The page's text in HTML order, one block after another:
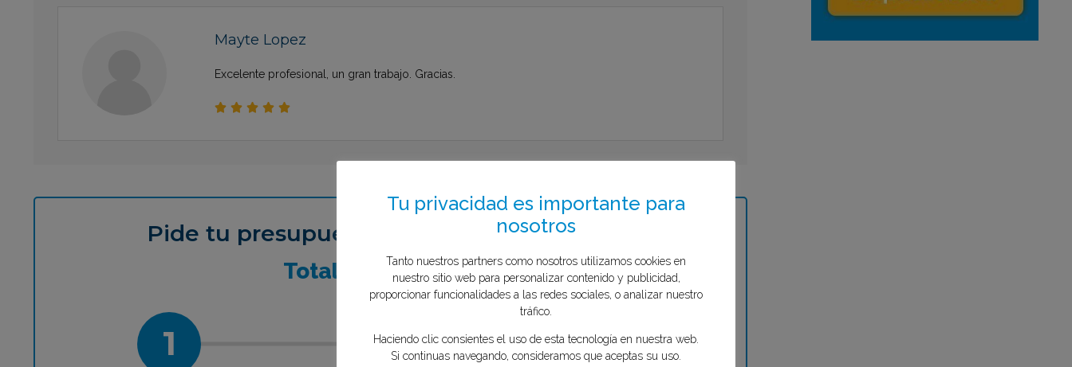
Mayte Lopez
Excelente profesional, un gran trabajo. Gracias.
    
Pide tu presupuesto el menos de 1 minuto
Totalmente GRATIS
1 2 3
Tu privacidad es importante para
nosotros
Tanto nuestros partners como nosotros utilizamos cookies en
nuestro sitio web para personalizar contenido y publicidad,
proporcionar funcionalidades a las redes sociales, o analizar nuestro
tráfico.
¿Qué tipo de caso quieres investigar?*